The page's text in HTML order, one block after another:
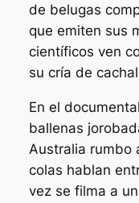
de belugas
que emiten sus
científicos ven
su cría de
En el
ballenas
Australia rumbo
colas hablan
vez se filma a